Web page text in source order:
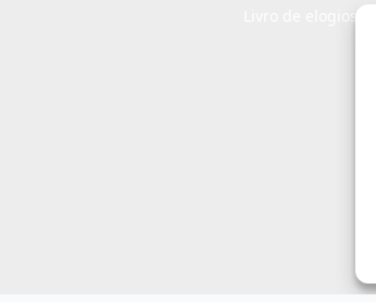
Livro de elogios